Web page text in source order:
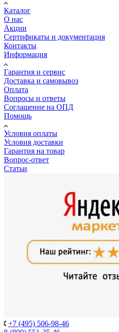
Каталог
О нас
Акции
Сертификаты и документация
Контакты
Информация
Гарантия и сервис
Доставка и самовывоз
Оплата
Вопросы и ответы
Соглашение на ОПД
Помощь
Условия оплаты
Условия доставки
Гарантия на товар
Вопрос-ответ
Статьи
+7 (495) 506-98-46